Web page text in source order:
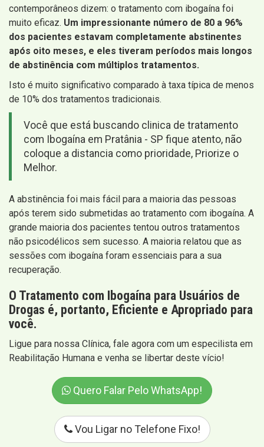
contemporâneos dizem: o tratamento com ibogaína foi
muito eficaz. Um impressionante número de 80 a 96%
dos pacientes estavam completamente abstinentes
após oito meses, e eles tiveram períodos mais longos
de abstinência com múltiplos tratamentos.
Isto é muito significativo comparado à taxa típica de menos
de 10% dos tratamentos tradicionais.
Você que está buscando clinica de tratamento
com Ibogaína em Pratânia - SP fique atento, não
coloque a distancia como prioridade, Priorize o
Melhor.
A abstinência foi mais fácil para a maioria das pessoas
após terem sido submetidas ao tratamento com ibogaína. A
grande maioria dos pacientes tentou outros tratamentos
não psicodélicos sem sucesso. A maioria relatou que as
sessões com ibogaína foram essenciais para a sua
recuperação.
O Tratamento com Ibogaína para Usuários de
Drogas é, portanto, Eficiente e Apropriado para
você.
Ligue para nossa Clínica, fale agora com um especilista em
Reabilitação Humana e venha se libertar deste vício!
Quero Falar Pelo WhatsApp!
Vou Ligar no Telefone Fixo!